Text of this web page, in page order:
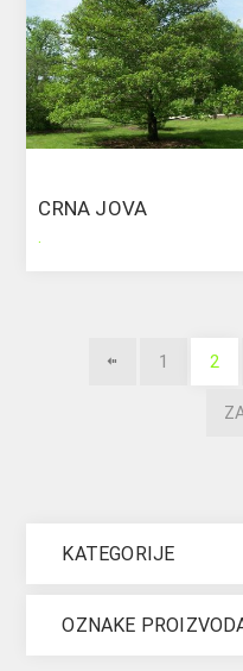
CRNA JOVA
.
1 2
KATEGORIJE
OZNAKE